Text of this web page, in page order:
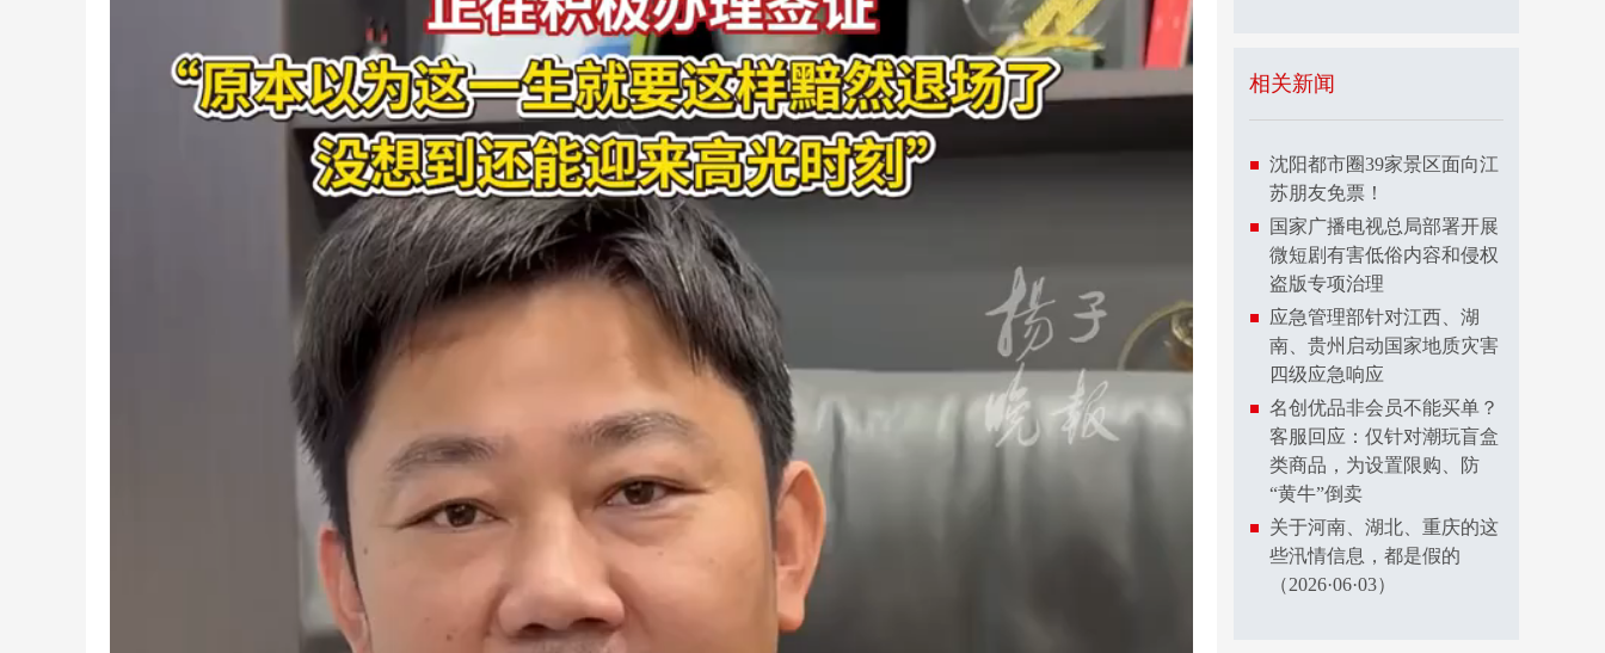
相关新闻
沈阳都市圈39家景区面向江
苏朋友免票！
国家广播电视总局部署开展
微短剧有害低俗内容和侵权
盗版专项治理
应急管理部针对江西、湖
南、贵州启动国家地质灾害
四级应急响应
名创优品非会员不能买单？
客服回应：仅针对潮玩盲盒
类商品，为设置限购、防
“黄牛”倒卖
关于河南、湖北、重庆的这
些汛情信息，都是假的
（2026·06·03）